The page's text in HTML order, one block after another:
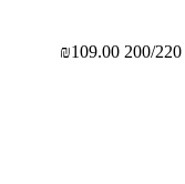
₪109.00